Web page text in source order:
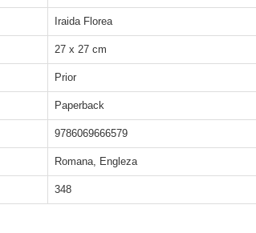
Iraida Florea
27 x 27 cm
Prior
Paperback
9786069666579
Romana, Engleza
348